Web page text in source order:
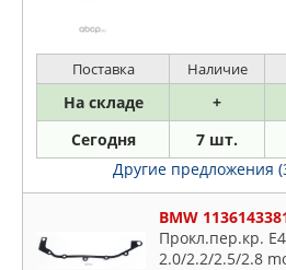
Поставка Наличие
На складе +
Сегодня 7 шт.
Другие предложения
BMW
Прокл.пер.кр.
2.0/2.2/2.5/2.8